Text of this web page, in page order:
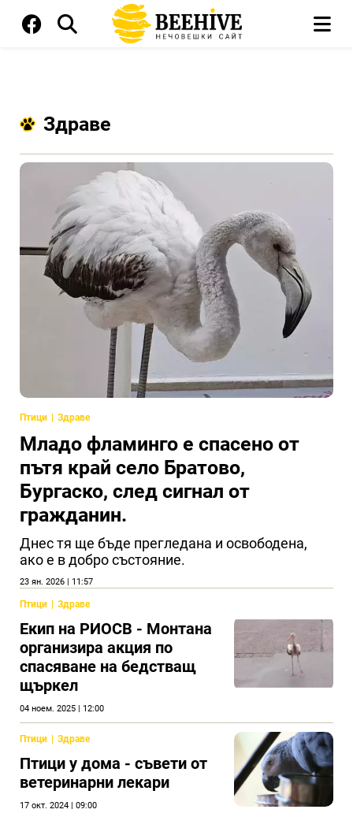
Здраве
Птици Здраве
Младо фламинго е спасено от
пътя край село Братово,
Бургаско, след сигнал от
гражданин.
Днес тя ще бъде прегледана и освободена,
ако е в добро състояние.
23 ян. 2026 | 11:57
Птици Здраве
Екип на РИОСВ - Монтана
организира акция по
спасяване на бедстващ
щъркел
04 ноем. 2025 | 12:00
Птици Здраве
Птици у дома - съвети от
ветеринарни лекари
17 окт. 2024 | 09:00